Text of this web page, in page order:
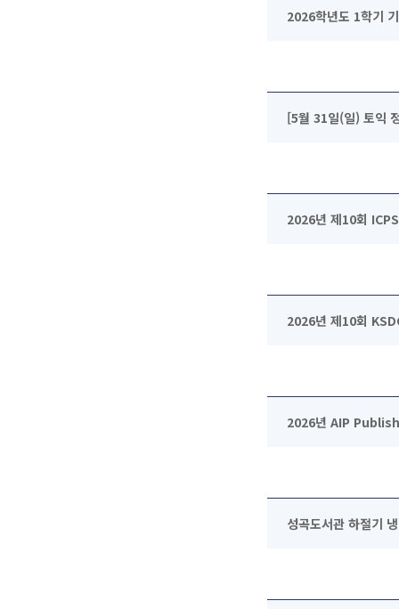
2026학년도 1학기
[5월 31일(일) 토익
2026년 제10회
2026년 제10회
2026년 AIP
성곡도서관 하절기